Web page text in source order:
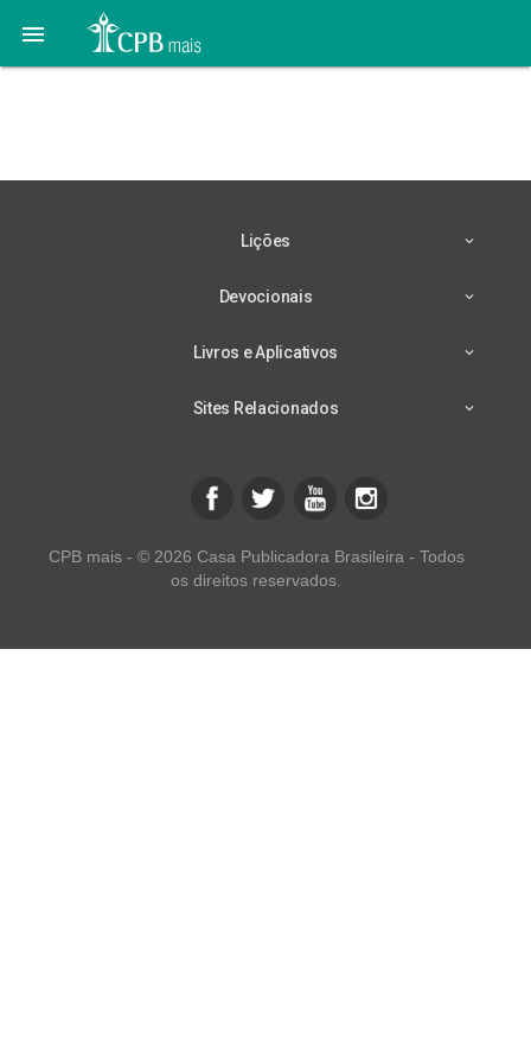

Lições
Devocionais
Livros e Aplicativos
Sites Relacionados
CPB mais - © 2026 Casa Publicadora Brasileira - Todos
os direitos reservados.